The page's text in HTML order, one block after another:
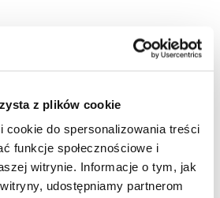
z plików cookie
cookie do spersonalizowania treści
funkcje społecznościowe i
witrynie. Informacje o tym, jak
udostępniamy partnerom
Porozmawiaj z doradcą
nas social mediach